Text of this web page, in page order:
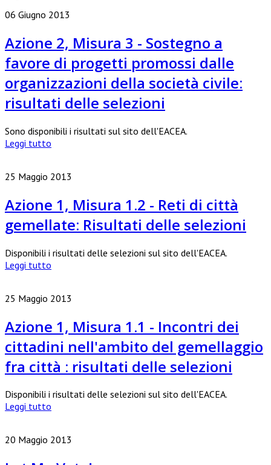
06 Giugno 2013
Azione 2, Misura 3 - Sostegno a
favore di progetti promossi dalle
organizzazioni della società civile:
risultati delle selezioni
Sono disponibili i risultati sul sito dell'EACEA.
Leggi tutto
25 Maggio 2013
Azione 1, Misura 1.2 - Reti di città
gemellate: Risultati delle selezioni
Disponibili i risultati delle selezioni sul sito dell'EACEA.
Leggi tutto
25 Maggio 2013
Azione 1, Misura 1.1 - Incontri dei
cittadini nell'ambito del gemellaggio
fra città : risultati delle selezioni
Disponibili i risultati delle selezioni sul sito dell'EACEA.
Leggi tutto
20 Maggio 2013